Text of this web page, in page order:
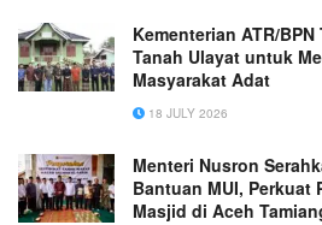
Kementerian ATR/
Tanah Ulayat untuk
Masyarakat Adat
18 JULY 2026
Menteri Nusron
Bantuan MUI, Perkuat
Masjid di Aceh